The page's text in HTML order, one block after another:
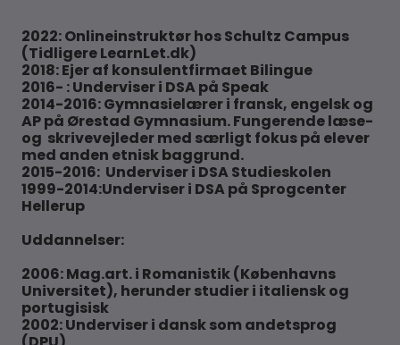
2022: Onlineinstruktør hos Schultz Campus
(Tidligere LearnLet.dk)
2018: Ejer af konsulentfirmaet Bilingue
2016- : Underviser i DSA på Speak
2014-2016: Gymnasielærer i fransk, engelsk og
AP på Ørestad Gymnasium. Fungerende læse-
og skrivevejleder med særligt fokus på elever
med anden etnisk baggrund.
2015-2016: Underviser i DSA Studieskolen
1999-2014:Underviser i DSA på Sprogcenter
Hellerup
Uddannelser:
2006: Mag.art. i Romanistik (Københavns
Universitet), herunder studier i italiensk og
portugisisk
2002: Underviser i dansk som andetsprog